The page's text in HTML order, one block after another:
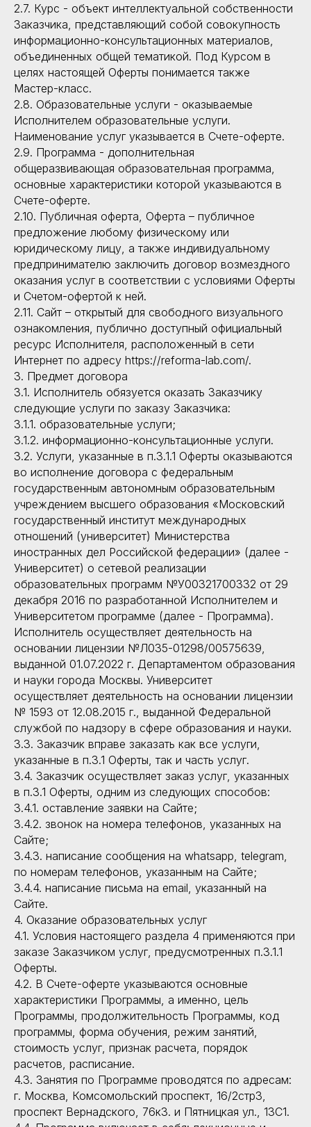
2.7. Курс - объект интеллектуальной собственности
Заказчика, представляющий собой совокупность
информационно-консультационных материалов,
объединенных общей тематикой. Под Курсом в
целях настоящей Оферты понимается также
Мастер-класс.
2.8. Образовательные услуги - оказываемые
Исполнителем образовательные услуги.
Наименование услуг указывается в Счете-оферте.
2.9. Программа - дополнительная
общеразвивающая образовательная программа,
основные характеристики которой указываются в
Счете-оферте.
2.10. Публичная оферта, Оферта – публичное
предложение любому физическому или
юридическому лицу, а также индивидуальному
предпринимателю заключить договор возмездного
оказания услуг в соответствии с условиями Оферты
и Счетом-офертой к ней.
2.11. Сайт – открытый для свободного визуального
ознакомления, публично доступный официальный
ресурс Исполнителя, расположенный в сети
Интернет по адресу https://reforma-lab.com/.
3. Предмет договора
3.1. Исполнитель обязуется оказать Заказчику
следующие услуги по заказу Заказчика:
3.1.1. образовательные услуги;
3.1.2. информационно-консультационные услуги.
3.2. Услуги, указанные в п.3.1.1 Оферты оказываются
во исполнение договора с федеральным
государственным автономным образовательным
учреждением высшего образования «Московский
государственный институт международных
отношений (университет) Министерства
иностранных дел Российской федерации» (далее -
Университет) о сетевой реализации
образовательных программ №У00321700332 от 29
декабря 2016 по разработанной Исполнителем и
Университетом программе (далее - Программа).
Исполнитель осуществляет деятельность на
основании лицензии №Л035-01298/00575639,
выданной 01.07.2022 г. Департаментом образования
и науки города Москвы. Университет
осуществляет деятельность на основании лицензии
№ 1593 от 12.08.2015 г., выданной Федеральной
службой по надзору в сфере образования и науки.
3.3. Заказчик вправе заказать как все услуги,
указанные в п.3.1 Оферты, так и часть услуг.
3.4. Заказчик осуществляет заказ услуг, указанных
в п.3.1 Оферты, одним из следующих способов:
3.4.1. оставление заявки на Сайте;
3.4.2. звонок на номера телефонов, указанных на
Сайте;
3.4.3. написание сообщения на whatsapp, telegram,
по номерам телефонов, указанным на Сайте;
3.4.4. написание письма на email, указанный на
Сайте.
4. Оказание образовательных услуг
4.1. Условия настоящего раздела 4 применяются при
заказе Заказчиком услуг, предусмотренных п.3.1.1
Оферты.
4.2. В Счете-оферте указываются основные
характеристики Программы, а именно, цель
Программы, продолжительность Программы, код
программы, форма обучения, режим занятий,
стоимость услуг, признак расчета, порядок
расчетов, расписание.
4.3. Занятия по Программе проводятся по адресам:
г. Москва, Комсомольский проспект, 16/2стр3,
проспект Вернадского, 76к3. и Пятницкая ул., 13С1.